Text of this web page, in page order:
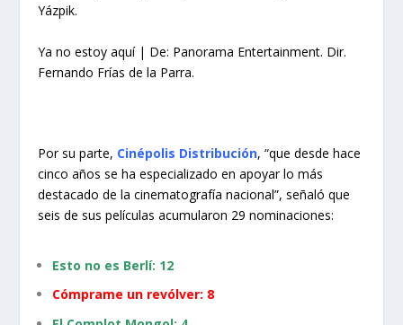
Yázpik.
Ya no estoy aquí | De: Panorama Entertainment. Dir.
Fernando Frías de la Parra.
Por su parte, Cinépolis Distribución, “que desde hace
cinco años se ha especializado en apoyar lo más
destacado de la cinematografía nacional”, señaló que
seis de sus películas acumularon 29 nominaciones:
Esto no es Berlí: 12
Cómprame un revólver: 8